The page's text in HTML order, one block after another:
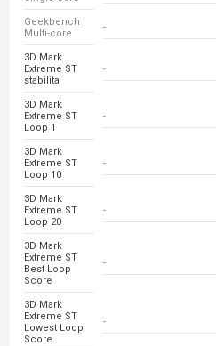
Geekbench
Multi-core
-
3D Mark
Extreme ST
stabilita
-
3D Mark
Extreme ST
Loop 1
-
3D Mark
Extreme ST
Loop 10
-
3D Mark
Extreme ST
Loop 20
-
3D Mark
Extreme ST
Best Loop
Score
-
3D Mark
Extreme ST
Lowest Loop
Score
-